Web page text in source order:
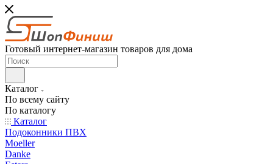
Готовый интернет-магазин товаров для дома
Каталог
По всему сайту
По каталогу
Каталог
Подоконники ПВХ
Moeller
Danke